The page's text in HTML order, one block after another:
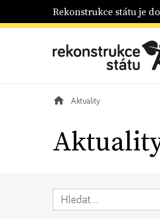
Rekonstrukce státu je
Aktuality